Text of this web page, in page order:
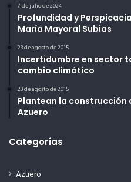
7 de julio de 2024
Profundidad y
María Mayoral Subias
23 de agosto de 2015
Incertidumbre en sector
cambio climático
23 de agosto de 2015
Plantean la construcción
Azuero
Categorías
Azuero